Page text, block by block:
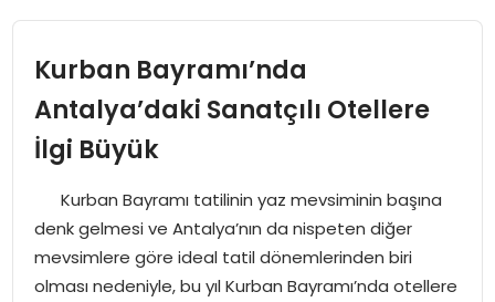
TEKNOLOJI
EĞITIM
MAGAZIN
Kurban Bayramı’nda
Antalya’daki Sanatçılı Otellere
İlgi Büyük
Kurban Bayramı tatilinin yaz mevsiminin başına
denk gelmesi ve Antalya’nın da nispeten diğer
mevsimlere göre ideal tatil dönemlerinden biri
olması nedeniyle, bu yıl Kurban Bayramı’nda otellere